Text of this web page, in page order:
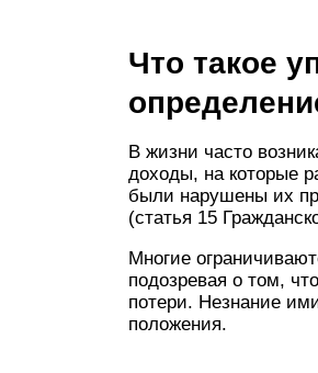
Что такое
В жизни часто
доходы, на которые
были нарушены их
(статья 15
Многие
подозревая о том,
потери. Незнание
положения.